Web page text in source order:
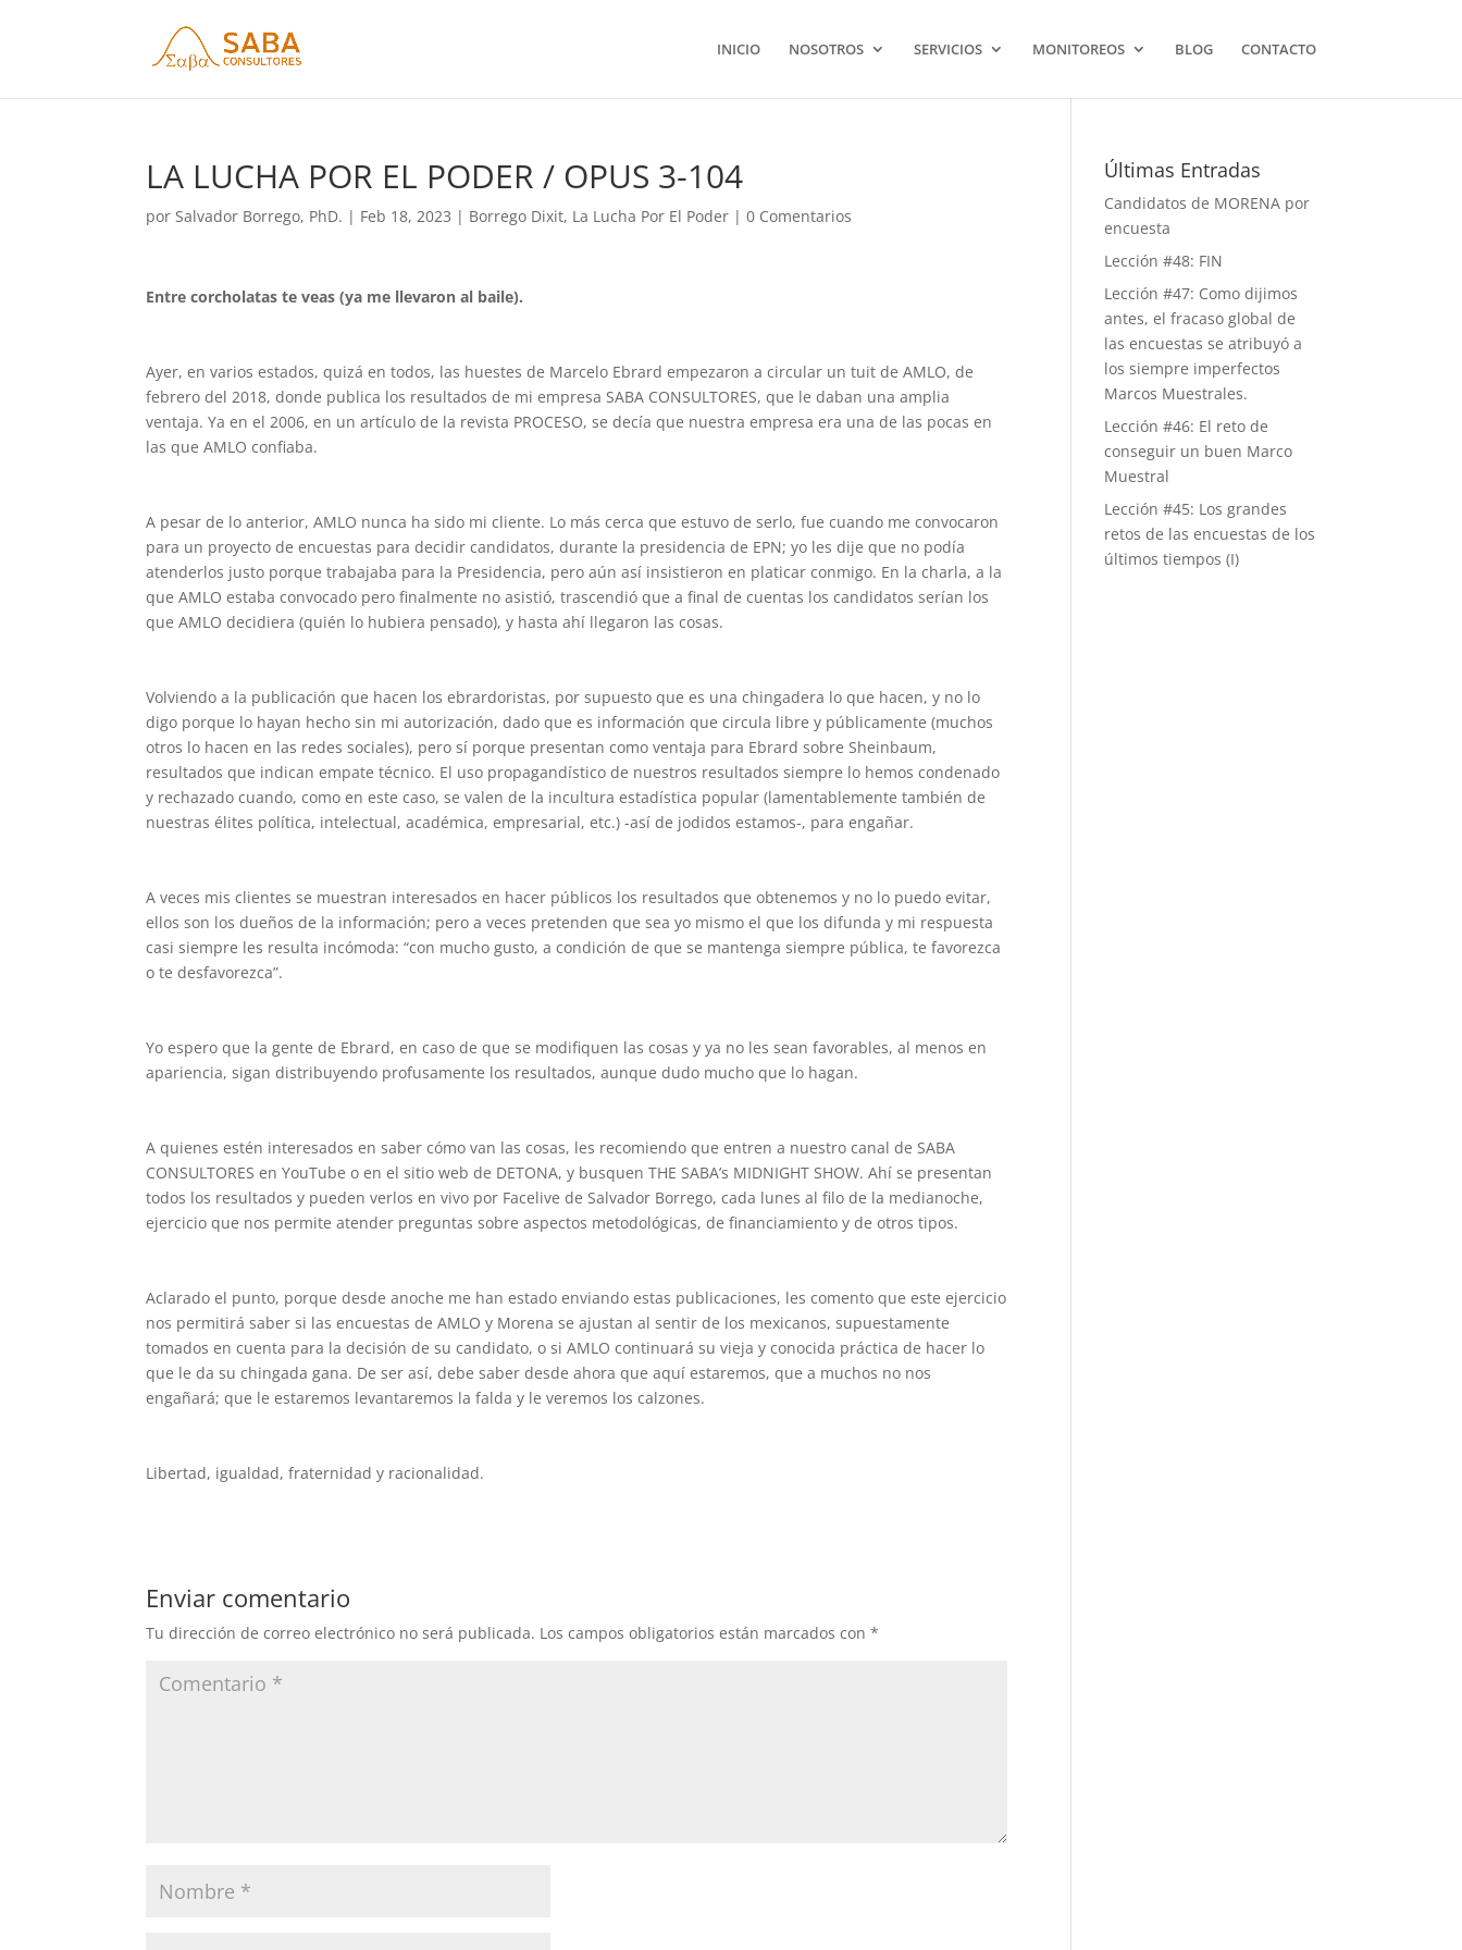
INICIO NOSOTROS SERVICIOS MONITOREOS BLOG CONTACTO
LA LUCHA POR EL PODER / OPUS 3-104
porSalvador Borrego, PhD. | Feb 18, 2023 | Borrego Dixit, La Lucha Por El Poder |0 Comentarios
Entre corcholatas te veas (ya me llevaron al baile).
Ayer, en varios estados, quizá en todos, las huestes de Marcelo Ebrard empezaron a circular un tuit de AMLO, de
febrero del 2018, donde publica los resultados de mi empresa SABA CONSULTORES, que le daban una amplia
ventaja. Ya en el 2006, en un artículo de la revista PROCESO, se decía que nuestra empresa era una de las pocas en
las que AMLO confiaba.
A pesar de lo anterior, AMLO nunca ha sido mi cliente. Lo más cerca que estuvo de serlo, fue cuando me convocaron
para un proyecto de encuestas para decidir candidatos, durante la presidencia de EPN; yo les dije que no podía
atenderlos justo porque trabajaba para la Presidencia, pero aún así insistieron en platicar conmigo. En la charla, a la
que AMLO estaba convocado pero finalmente no asistió, trascendió que a final de cuentas los candidatos serían los
que AMLO decidiera (quién lo hubiera pensado), y hasta ahí llegaron las cosas.
Volviendo a la publicación que hacen los ebrardoristas, por supuesto que es una chingadera lo que hacen, y no lo
digo porque lo hayan hecho sin mi autorización, dado que es información que circula libre y públicamente (muchos
otros lo hacen en las redes sociales), pero sí porque presentan como ventaja para Ebrard sobre Sheinbaum,
resultados que indican empate técnico. El uso propagandístico de nuestros resultados siempre lo hemos condenado
y rechazado cuando, como en este caso, se valen de la incultura estadística popular (lamentablemente también de
nuestras élites política, intelectual, académica, empresarial, etc.) -así de jodidos estamos-, para engañar.
A veces mis clientes se muestran interesados en hacer públicos los resultados que obtenemos y no lo puedo evitar,
ellos son los dueños de la información; pero a veces pretenden que sea yo mismo el que los difunda y mi respuesta
casi siempre les resulta incómoda: “con mucho gusto, a condición de que se mantenga siempre pública, te favorezca
o te desfavorezca”.
Yo espero que la gente de Ebrard, en caso de que se modifiquen las cosas y ya no les sean favorables, al menos en
apariencia, sigan distribuyendo profusamente los resultados, aunque dudo mucho que lo hagan.
A quienes estén interesados en saber cómo van las cosas, les recomiendo que entren a nuestro canal de SABA
CONSULTORES en YouTube o en el sitio web de DETONA, y busquen THE SABA’s MIDNIGHT SHOW. Ahí se presentan
todos los resultados y pueden verlos en vivo por Facelive de Salvador Borrego, cada lunes al filo de la medianoche,
ejercicio que nos permite atender preguntas sobre aspectos metodológicas, de financiamiento y de otros tipos.
Aclarado el punto, porque desde anoche me han estado enviando estas publicaciones, les comento que este ejercicio
nos permitirá saber si las encuestas de AMLO y Morena se ajustan al sentir de los mexicanos, supuestamente
tomados en cuenta para la decisión de su candidato, o si AMLO continuará su vieja y conocida práctica de hacer lo
que le da su chingada gana. De ser así, debe saber desde ahora que aquí estaremos, que a muchos no nos
engañará; que le estaremos levantaremos la falda y le veremos los calzones.
Libertad, igualdad, fraternidad y racionalidad.
Enviar comentario
Tu dirección de correo electrónico no será publicada. Los campos obligatorios están marcados con*
Últimas Entradas
Candidatos de MORENA por
encuesta
Lección #48: FIN
Lección #47: Como dijimos
antes, el fracaso global de
las encuestas se atribuyó a
los siempre imperfectos
Marcos Muestrales.
Lección #46: El reto de
conseguir un buen Marco
Muestral
Lección #45: Los grandes
retos de las encuestas de los
últimos tiempos (I)